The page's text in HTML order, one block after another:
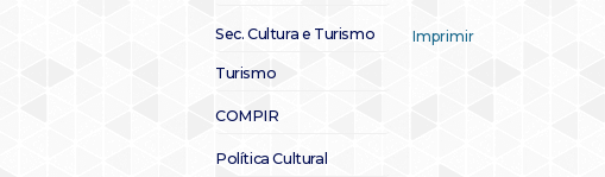
Sec. Cultura e Turismo
Turismo
COMPIR
Política Cultural
Imprimir